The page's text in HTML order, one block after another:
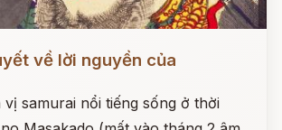
về lời nguyền của
vị samurai nổi tiếng sống ở thời